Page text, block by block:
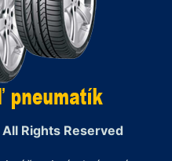
Rights Reserved